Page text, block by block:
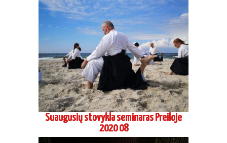
Suaugusių stovykla seminaras Preiloje
2020 08